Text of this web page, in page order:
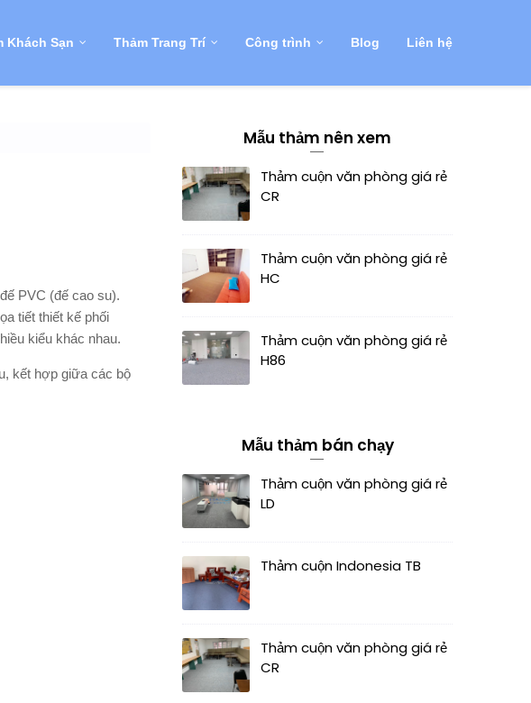
Khách Sạn Thảm Trang Trí Công trình Blog Liên hệ
PVC (đế cao su).
tiết thiết kế phối
kiểu khác nhau.
kết hợp giữa các bộ
Mẫu thảm nên xem
Thảm cuộn văn phòng giá rẻ
CR
Thảm cuộn văn phòng giá rẻ
HC
Thảm cuộn văn phòng giá rẻ
H86
Mẫu thảm bán chạy
Thảm cuộn văn phòng giá rẻ
LD
Thảm cuộn Indonesia TB
Thảm cuộn văn phòng giá rẻ
CR